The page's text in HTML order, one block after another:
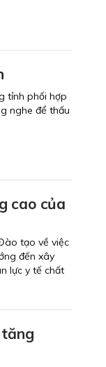
tỉnh phối hợp
nghe để thấu
cao của
tạo về việc
đến xây
lực y tế chất